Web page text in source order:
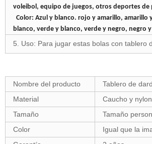
voleibol, equipo de juegos, otros deportes de
Color: Azul y blanco. rojo y amarillo,
blanco, verde y blanco, verde y negro, negro
5. Uso: Para jugar estas bolas con tablero
Nombre del producto
Tablero de
Material
Caucho y nylon
Tamaño
Tamaño
Color
Igual que la